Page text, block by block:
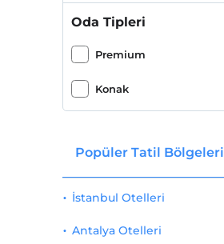
Otopark (Tesis disinda)
Tasarım Otel
Özel karşılama hizmeti
Kahvaltı Salonu
Fotokopi
Oda Tipleri
Premium
Konak
Popüler Tatil Bölgeleri
İstanbul Otelleri
Antalya Otelleri